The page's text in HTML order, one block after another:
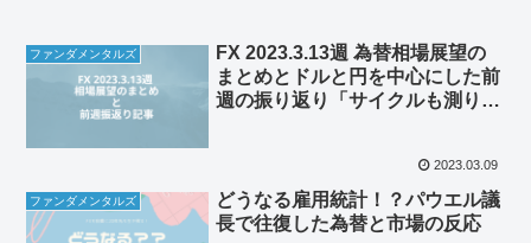
ファンダメンタルズ
FX 2023.3.13週 為替相場展望の
まとめとドルと円を中心にした前
週の振り返り「サイクルも測りづ
2023.03.09
ファンダメンタルズ
どうなる雇用統計！？パウエル議
長で往復した為替と市場の反応